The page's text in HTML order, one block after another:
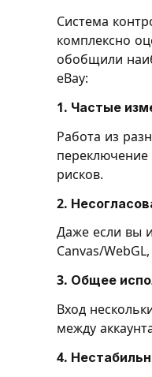
Система
комплексно
обобщили
eBay:
1. Частые
Работа из
переключение
рисков.
2.
Даже если вы
Canvas/
3. Общее
Вход
между
4.